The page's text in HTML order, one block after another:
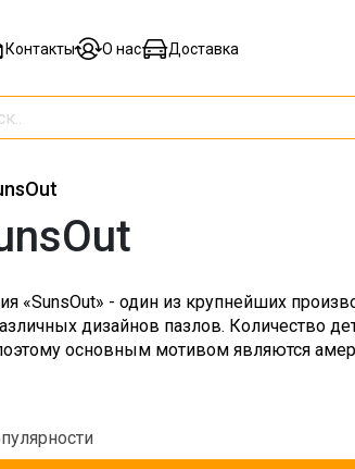
Контакты О нас Доставка
«SunsOut» - один из крупнейших
дизайнов пазлов. Количество
основным мотивом являются